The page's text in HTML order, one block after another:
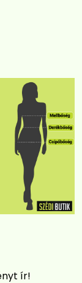
ír!